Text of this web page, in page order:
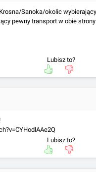
Sanoka/okolic
pewny transport w obie
Lubisz to?
Lubisz to?